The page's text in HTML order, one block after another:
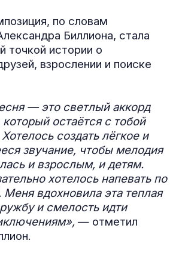
по словам
Биллиона, стала
точкой истории о
взрослении и поиске
— это светлый аккорд
остаётся с тобой
создать лёгкое и
звучание, чтобы мелодия
и взрослым, и детям.
хотелось напевать по
вдохновила эта теплая
и смелость идти
— отметил